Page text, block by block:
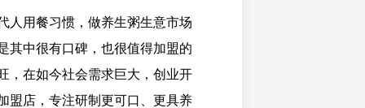
人用餐习惯，做养生粥生意市场
其中很有口碑，也很值得加盟的
，在如今社会需求巨大，创业开
盟店，专注研制更可口、更具养